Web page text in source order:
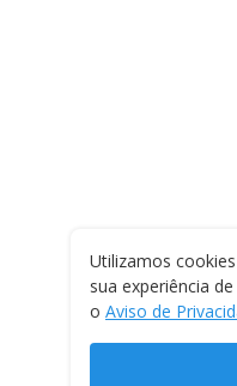
Utilizamos
sua experiência
o Aviso de